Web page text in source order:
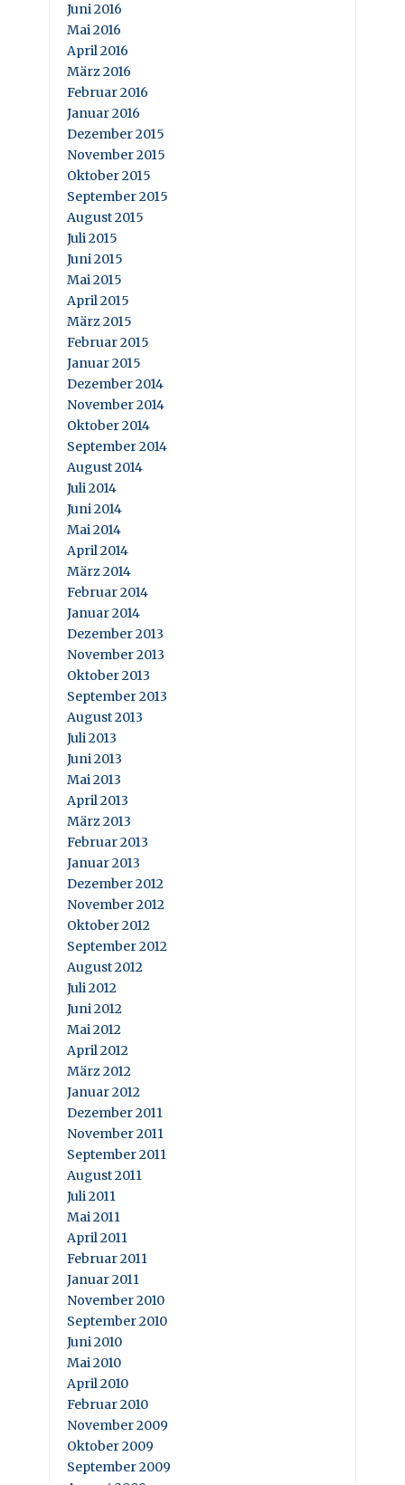
Juni 2016
Mai 2016
April 2016
März 2016
Februar 2016
Januar 2016
Dezember 2015
November 2015
Oktober 2015
September 2015
August 2015
Juli 2015
Juni 2015
Mai 2015
April 2015
März 2015
Februar 2015
Januar 2015
Dezember 2014
November 2014
Oktober 2014
September 2014
August 2014
Juli 2014
Juni 2014
Mai 2014
April 2014
März 2014
Februar 2014
Januar 2014
Dezember 2013
November 2013
Oktober 2013
September 2013
August 2013
Juli 2013
Juni 2013
Mai 2013
April 2013
März 2013
Februar 2013
Januar 2013
Dezember 2012
November 2012
Oktober 2012
September 2012
August 2012
Juli 2012
Juni 2012
Mai 2012
April 2012
März 2012
Januar 2012
Dezember 2011
November 2011
September 2011
August 2011
Juli 2011
Mai 2011
April 2011
Februar 2011
Januar 2011
November 2010
September 2010
Juni 2010
Mai 2010
April 2010
Februar 2010
November 2009
Oktober 2009
September 2009